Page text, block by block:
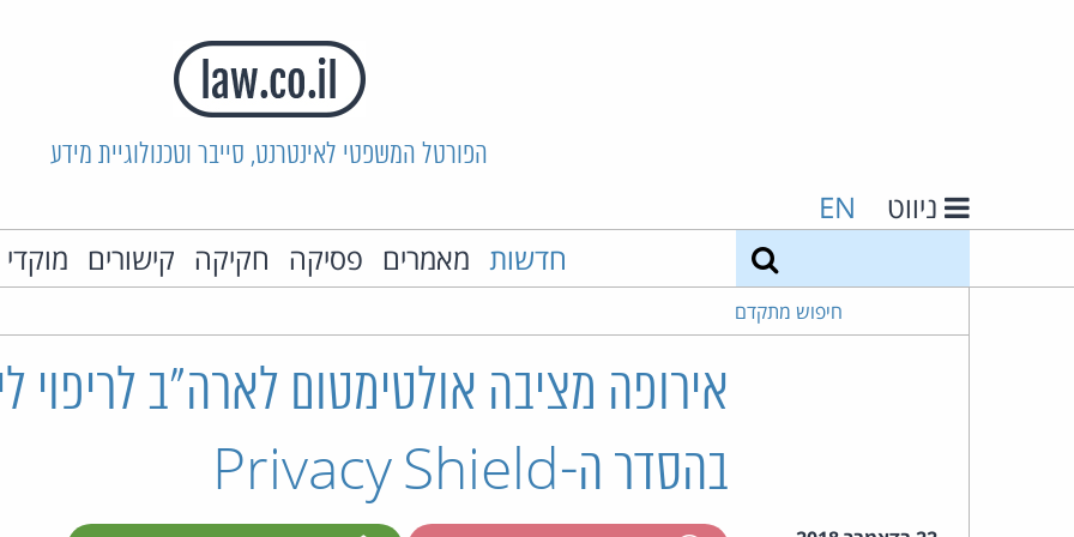
הפורטל המשפטי לאינטרנט, סייבר וטכנולוגיית מידע
ניווט EN
חדשות מאמרים פסיקה חקיקה קישורים
חיפוש מתקדם
אירופה מציבה אולטימטום לארה"ב לריפוי
בהסדר ה-Privacy Shield